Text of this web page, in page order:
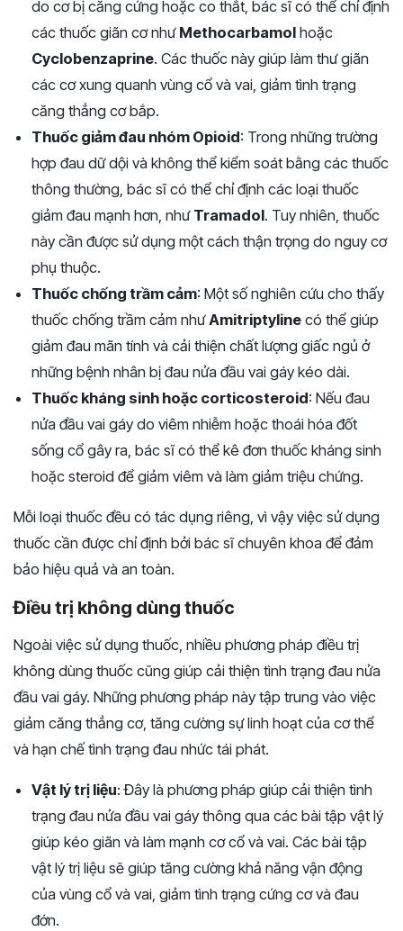
do cơ bị căng cứng hoặc co thắt, bác sĩ có thể chỉ định
các thuốc giãn cơ như Methocarbamol hoặc
Cyclobenzaprine. Các thuốc này giúp làm thư giãn
các cơ xung quanh vùng cổ và vai, giảm tình trạng
căng thẳng cơ bắp.
Thuốc giảm đau nhóm Opioid: Trong những trường
hợp đau dữ dội và không thể kiểm soát bằng các thuốc
thông thường, bác sĩ có thể chỉ định các loại thuốc
giảm đau mạnh hơn, như Tramadol. Tuy nhiên, thuốc
này cần được sử dụng một cách thận trọng do nguy cơ
phụ thuộc.
Thuốc chống trầm cảm: Một số nghiên cứu cho thấy
thuốc chống trầm cảm nhưAmitriptyline có thể giúp
giảm đau mãn tính và cải thiện chất lượng giấc ngủ ở
những bệnh nhân bị đau nửa đầu vai gáy kéo dài.
Thuốc kháng sinh hoặc corticosteroid: Nếu đau
nửa đầu vai gáy do viêm nhiễm hoặc thoái hóa đốt
sống cổ gây ra, bác sĩ có thể kê đơn thuốc kháng sinh
hoặc steroid để giảm viêm và làm giảm triệu chứng.
Mỗi loại thuốc đều có tác dụng riêng, vì vậy việc sử dụng
thuốc cần được chỉ định bởi bác sĩ chuyên khoa để đảm
bảo hiệu quả và an toàn.
Điều trị không dùng thuốc
Ngoài việc sử dụng thuốc, nhiều phương pháp điều trị
không dùng thuốc cũng giúp cải thiện tình trạng đau nửa
đầu vai gáy. Những phương pháp này tập trung vào việc
giảm căng thẳng cơ, tăng cường sự linh hoạt của cơ thể
và hạn chế tình trạng đau nhức tái phát.
Vật lý trị liệu: Đây là phương pháp giúp cải thiện tình
trạng đau nửa đầu vai gáy thông qua các bài tập vật lý
giúp kéo giãn và làm mạnh cơ cổ và vai. Các bài tập
vật lý trị liệu sẽ giúp tăng cường khả năng vận động
của vùng cổ và vai, giảm tình trạng cứng cơ và đau
đớn.